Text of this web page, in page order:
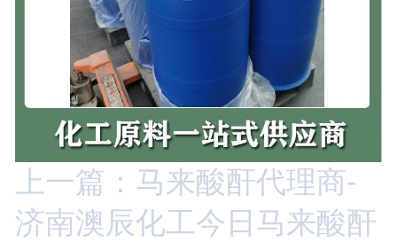
上一篇：马来酸酐代理商-
济南澳辰化工今日马来酸酐